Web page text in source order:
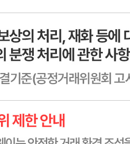
비기한 또는 품질유지기한이 상이
문의하여 주십시오. 제조일로부